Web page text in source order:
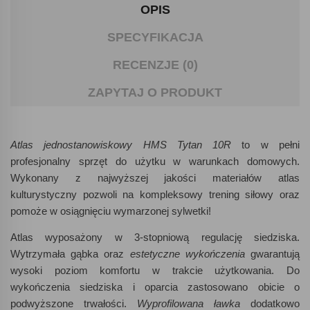
OPIS
SPECYFIKACJA
RECENZJE (0)
ZAPYTAJ O PRODUKT
Atlas jednostanowiskowy HMS Tytan 10R to w pełni
profesjonalny sprzęt do użytku w warunkach domowych.
Wykonany z najwyższej jakości materiałów atlas
kulturystyczny pozwoli na kompleksowy trening siłowy oraz
pomoże w osiągnięciu wymarzonej sylwetki!
Atlas wyposażony w 3-stopniową regulację siedziska.
Wytrzymała gąbka oraz estetyczne wykończeniagwarantują
wysoki poziom komfortu w trakcie użytkowania. Do
wykończenia siedziska i oparcia zastosowano obicie o
podwyższone trwałości. Wyprofilowana ławka dodatkowo